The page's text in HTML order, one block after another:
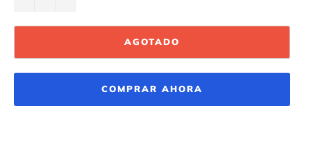
AGOTADO
COMPRAR AHORA